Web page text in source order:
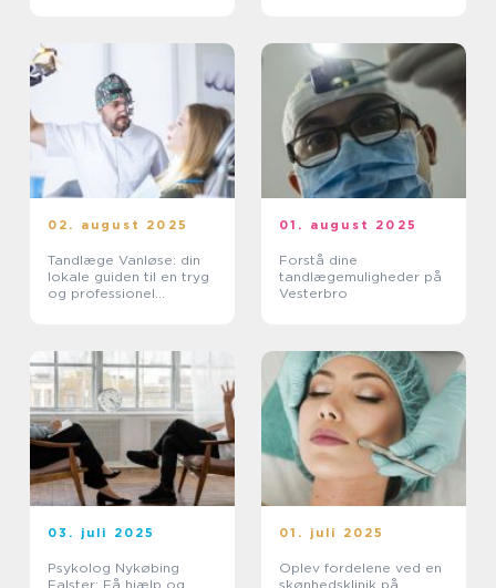
02. august 2025
Tandlæge Vanløse: din
lokale guiden til en tryg
og professionel
01. august 2025
Forstå dine
tandlægemuligheder på
Vesterbro
03. juli 2025
Psykolog Nykøbing
Falster: Få hjælp og
01. juli 2025
Oplev fordelene ved en
skønhedsklinik på